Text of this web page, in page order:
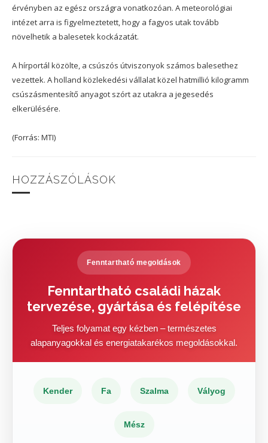
érvényben az egész országra vonatkozóan. A meteorológiai
intézet arra is figyelmeztetett, hogy a fagyos utak tovább
növelhetik a balesetek kockázatát.
A hírportál közölte, a csúszós útviszonyok számos balesethez
vezettek. A holland közlekedési vállalat közel hatmillió kilogramm
csúszásmentesítő anyagot szórt az utakra a jegesedés
elkerülésére.
(Forrás: MTI)
HOZZÁSZÓLÁSOK
Fenntartható megoldások
Fenntartható családi házak
tervezése, gyártása és felépítése
Teljes folyamat egy kézben – természetes
alapanyagokkal és energiatakarékos megoldásokkal.
Kender Fa Szalma Vályog
Mész